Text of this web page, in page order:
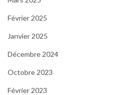
Février 2025
Janvier 2025
Décembre 2024
Octobre 2023
Février 2023